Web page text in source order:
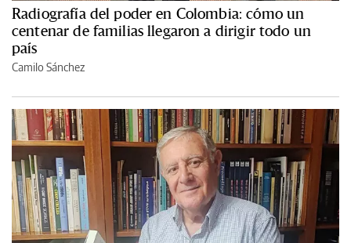
Radiografía del poder en Colombia: cómo un
centenar de familias llegaron a dirigir todo un
país
Camilo Sánchez